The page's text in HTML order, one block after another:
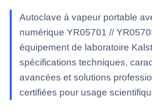
Autoclave à vapeur portable
numérique YR05701 //
équipement de laboratoire
spécifications techniques,
avancées et solutions
certifiées pour usage